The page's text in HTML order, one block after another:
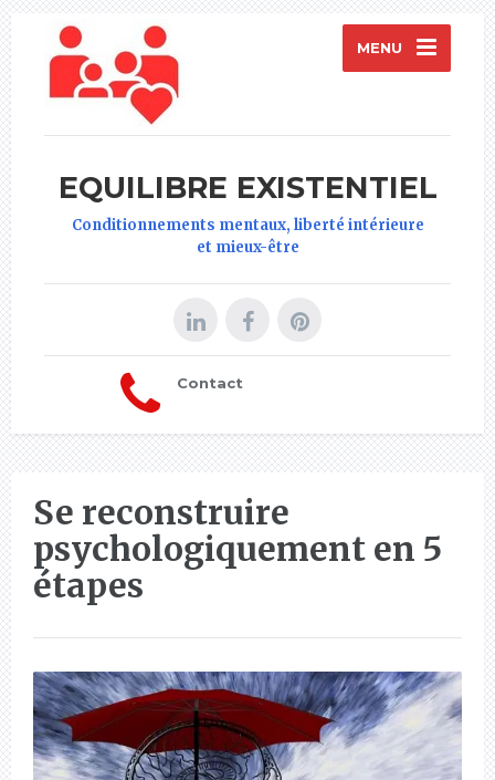
MENU
EQUILIBRE EXISTENTIEL
Conditionnements mentaux, liberté intérieure
et mieux-être
Contact
Se reconstruire
psychologiquement en 5
étapes